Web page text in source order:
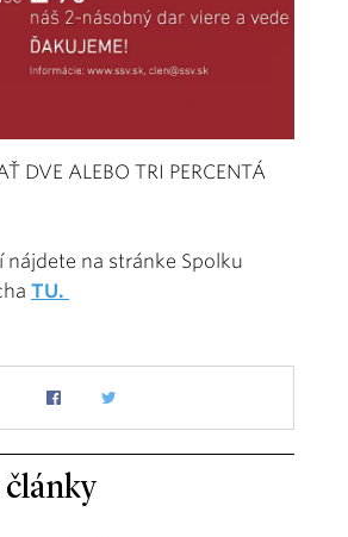
DVE ALEBO TRI PERCENTÁ
na stránke Spolku
TU.
články